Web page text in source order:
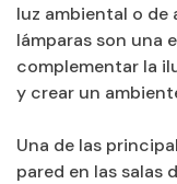
luz ambiental o de
lámparas son una
complementar la
y crear un
Una de las
pared en las salas